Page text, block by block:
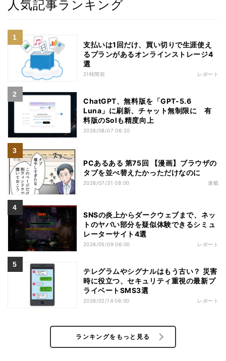
人気記事ランキング
支払いは1回だけ、買い切りで生涯使え
るプランがあるオンラインストレージ4
選
21時間前 レポート
ChatGPT、無料版を「GPT-5.6
Luna」に刷新、チャット無制限に 有
料版のSolも精度向上
2026/08/07 06:20
PCあるある 第75回 【漫画】ブラウザの
タブを並べ替えたかっただけなのに
2026/07/31 08:00 連載
SNSの炎上からダークウェブまで、ネッ
トのヤバい部分を疑似体験できるシミュ
レーターサイト4選
2026/05/09 06:00 レポート
テレグラムやシグナルはもう古い？ 災害
時に役立つ、セキュリティ重視の最新プ
ライベートSMS3選
2026/02/14 06:00 レポート
ランキングをもっと見る